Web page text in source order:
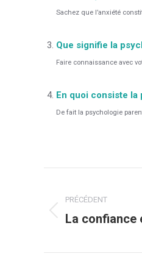
Sachez que l’anxiété
Que signifie la
Faire connaissance avec
En quoi consiste la
De fait la psychologie
article
PRÉCÉDENT
Article
:
La confiance